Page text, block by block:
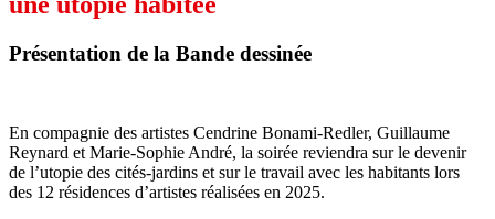
Présentation de la Bande dessinée
En compagnie des artistes Cendrine Bonami-Redler, Guillaume
Reynard et Marie-Sophie André, la soirée reviendra sur le devenir
de l’utopie des cités-jardins et sur le travail avec les habitants lors
des 12 résidences d’artistes réalisées en 2025.